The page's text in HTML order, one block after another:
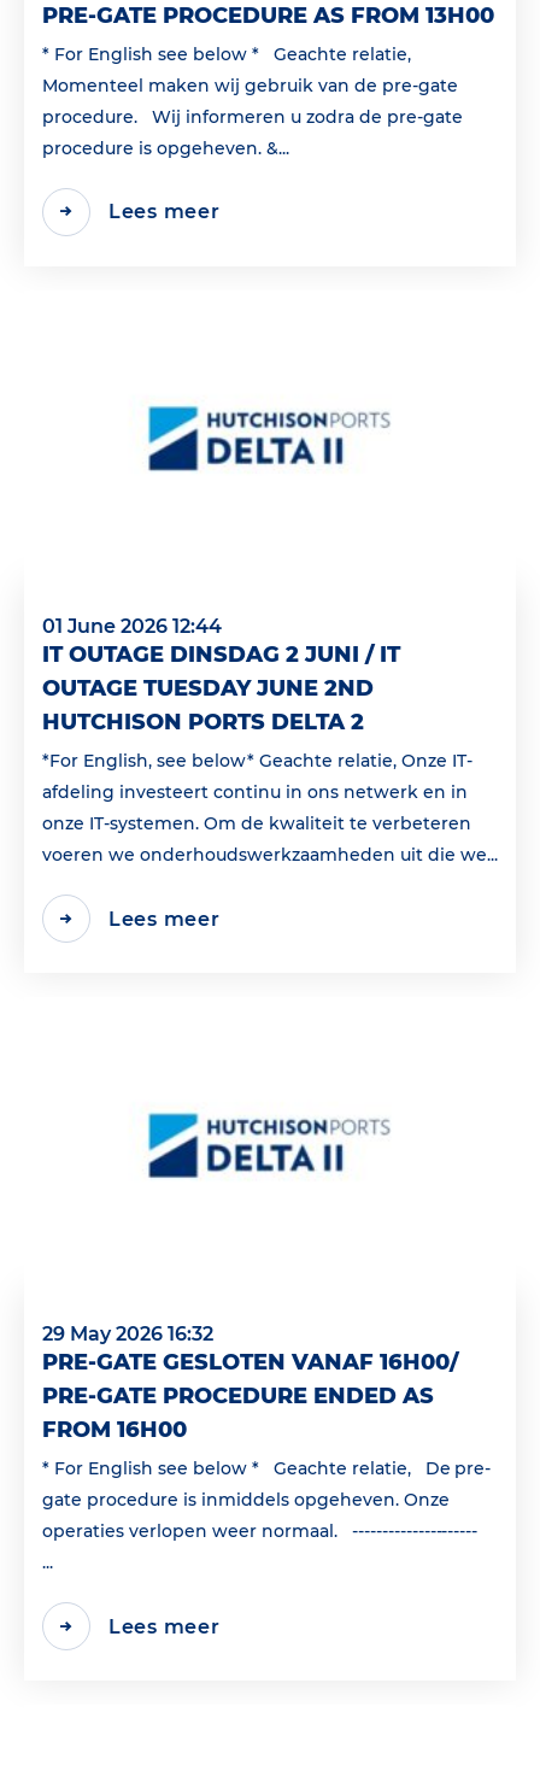
PRE-GATE PROCEDURE AS FROM 13H00
* For English see below * Geachte relatie,
Momenteel maken wij gebruik van de pre-gate
procedure. Wij informeren u zodra de pre-gate
procedure is opgeheven. &...
Lees meer
01 June 2026 12:44
IT OUTAGE DINSDAG 2 JUNI / IT
OUTAGE TUESDAY JUNE 2ND
HUTCHISON PORTS DELTA 2
*For English, see below* Geachte relatie, Onze IT-
afdeling investeert continu in ons netwerk en in
onze IT-systemen. Om de kwaliteit te verbeteren
voeren we onderhoudswerkzaamheden uit die we...
Lees meer
29 May 2026 16:32
PRE-GATE GESLOTEN VANAF 16H00/
PRE-GATE PROCEDURE ENDED AS
FROM 16H00
* For English see below * Geachte relatie, De pre-
gate procedure is inmiddels opgeheven. Onze
operaties verlopen weer normaal. ---------------------
...
Lees meer